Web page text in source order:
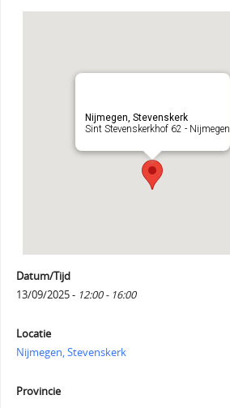
Nijmegen, Stevenskerk
Sint Stevenskerkhof 62 - Nijmegen
Datum/Tijd
13/09/2025 - 12:00 - 16:00
Locatie
Nijmegen, Stevenskerk
Provincie